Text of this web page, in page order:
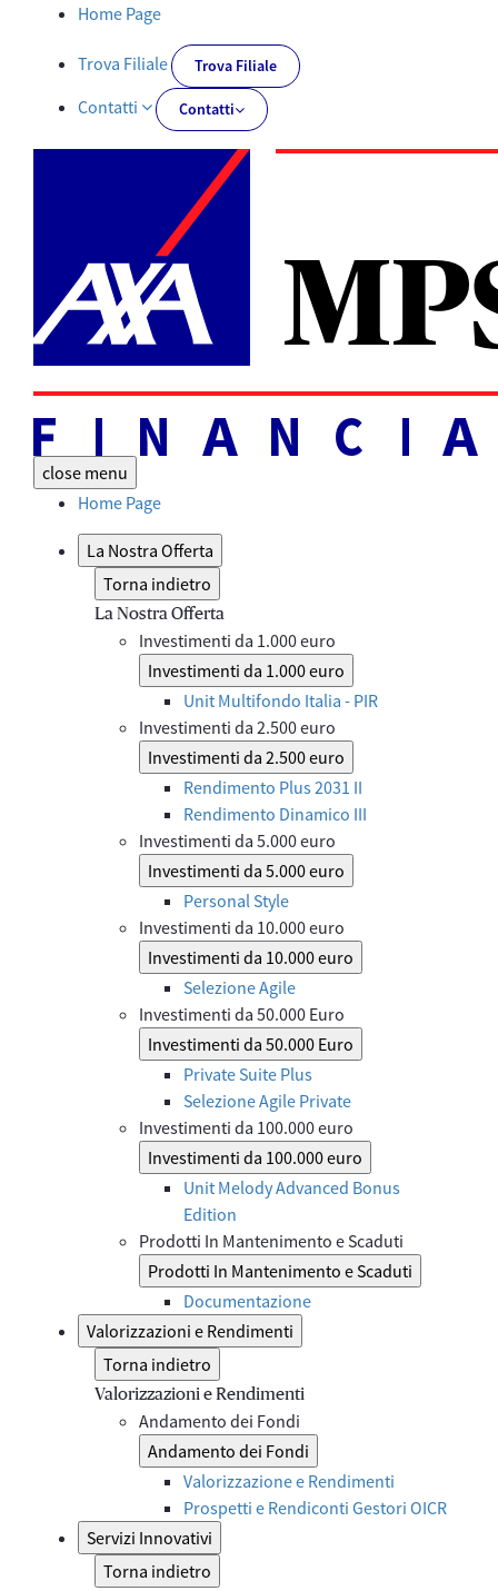
Tutti i documenti | AXA MPS Financial - AXA-MPSFINANCIAL.IT
Home Page
Trova Filiale Trova Filiale
Contatti Contatti
close menu
Home Page
La Nostra Offerta
Torna indietro
La Nostra Offerta
Investimenti da 1.000 euro
Investimenti da 1.000 euro
Unit Multifondo Italia - PIR
Investimenti da 2.500 euro
Investimenti da 2.500 euro
Rendimento Plus 2031 II
Rendimento Dinamico III
Investimenti da 5.000 euro
Investimenti da 5.000 euro
Personal Style
Investimenti da 10.000 euro
Investimenti da 10.000 euro
Selezione Agile
Investimenti da 50.000 Euro
Investimenti da 50.000 Euro
Private Suite Plus
Selezione Agile Private
Investimenti da 100.000 euro
Investimenti da 100.000 euro
Unit Melody Advanced Bonus
Edition
Prodotti In Mantenimento e Scaduti
Prodotti In Mantenimento e Scaduti
Documentazione
Valorizzazioni e Rendimenti
Torna indietro
Valorizzazioni e Rendimenti
Andamento dei Fondi
Andamento dei Fondi
Valorizzazione e Rendimenti
Prospetti e Rendiconti Gestori OICR
Servizi Innovativi
Torna indietro